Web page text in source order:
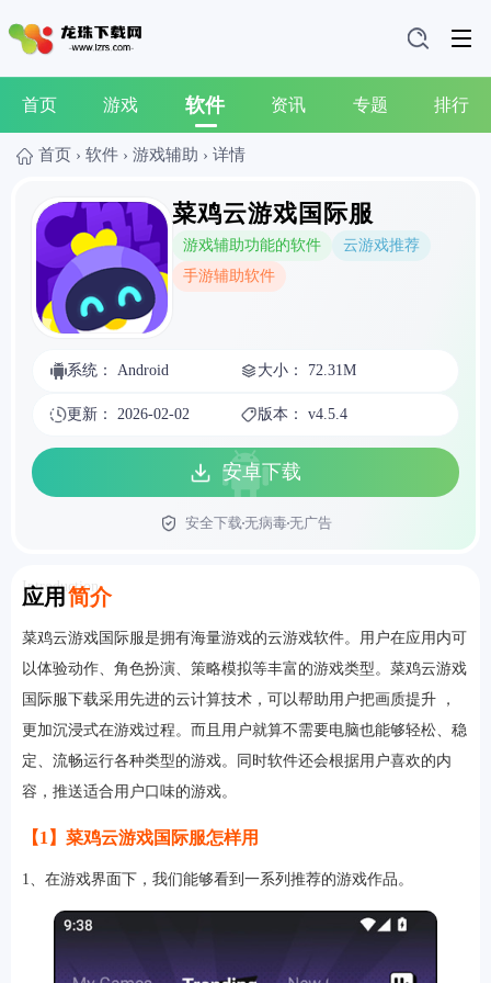
首页 游戏 软件 资讯 专题 排行
首页 › 软件 › 游戏辅助 › 详情
菜鸡云游戏国际服
游戏辅助功能的软件
云游戏推荐
手游辅助软件
系统： Android 大小： 72.31M
更新： 2026-02-02 版本： v4.5.4
安卓下载
安全下载无病毒无广告
应用 简介
Introduction
菜鸡云游戏国际服是拥有海量游戏的云游戏软件。用户在应用内可
以体验动作、角色扮演、策略模拟等丰富的游戏类型。菜鸡云游戏
国际服下载采用先进的云计算技术，可以帮助用户把画质提升 ，
更加沉浸式在游戏过程。而且用户就算不需要电脑也能够轻松、稳
定、流畅运行各种类型的游戏。同时软件还会根据用户喜欢的内
容，推送适合用户口味的游戏。
【1】菜鸡云游戏国际服怎样用
1、在游戏界面下，我们能够看到一系列推荐的游戏作品。